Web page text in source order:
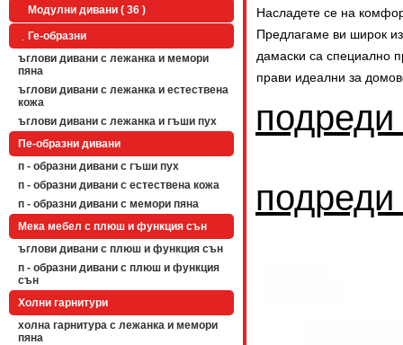
Модулни дивани ( 36 )
Ге-образни
ъглови дивани с лежанка и мемори
пяна
ъглови дивани с лежанка и естествена
кожа
ъглови дивани с лежанка и гъши пух
Пе-образни дивани
п - образни дивани с гъши пух
п - образни дивани с естествена кожа
п - образни дивани с мемори пяна
Мека мебел с плюш и функция сън
ъглови дивани с плюш и функция сън
п - образни дивани с плюш и функция
сън
Холни гарнитури
холна гарнитура с лежанка и мемори
пяна
Насладете се на
Предлагаме ви широк
дамаски са специално
прави идеални за